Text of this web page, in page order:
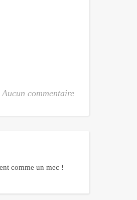
Aucun commentaire
comme un mec !